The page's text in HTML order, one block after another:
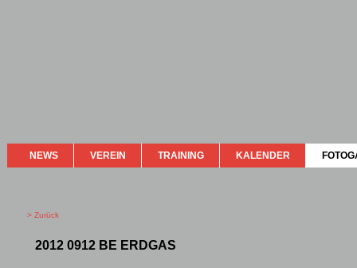
NEWS VEREIN TRAINING KALENDER
> Zurück
2012 0912 BE ERDGAS